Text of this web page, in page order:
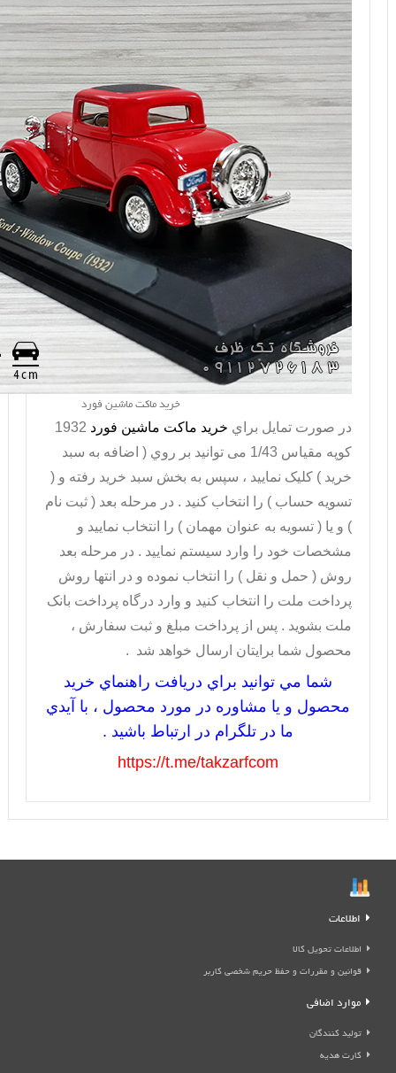
خرید ماکت ماشین فورد
در صورت تمايل براي خريد ماکت ماشین فورد 1932
کوپه مقیاس 1/43 می توانيد بر روي ( اضافه به سبد
خريد ) کليک نماييد ، سپس به بخش سبد خريد رفته و (
تسويه حساب ) را انتخاب کنيد . در مرحله بعد ( ثبت نام
) و يا ( تسويه به عنوان مهمان ) را انتخاب نماييد و
مشخصات خود را وارد سيستم نماييد . در مرحله بعد
روش ( حمل و نقل ) را انتخاب نموده و در انتها روش
پرداخت ملت را انتخاب کنيد و وارد درگاه پرداخت بانک
ملت بشويد . پس از پرداخت مبلغ و ثبت سفارش ،
محصول شما برايتان ارسال خواهد شد .
شما مي توانيد براي دريافت راهنماي خريد
محصول و يا مشاوره در مورد محصول ، با آيدي
ما در تلگرام در ارتباط باشيد .
https://t.me/takzarfcom
اطلاعات
اطلاعات تحویل کالا
قوانین و مقررات و حفظ حریم شخصی کاربر
موارد اضافی
تولید کنندگان
کارت هدیه